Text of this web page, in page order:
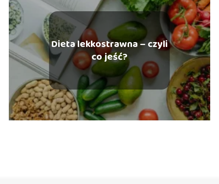
Dieta lekkostrawna – czyli
co jeść?